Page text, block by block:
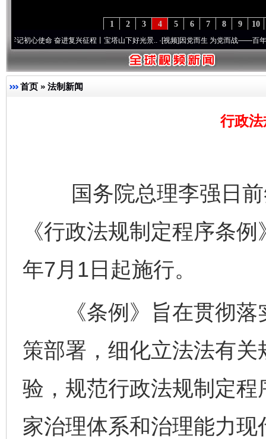
10
9
8
7
6
5
4
3
2
1
使命 奋进复兴征程丨宝塔山下好光景..·[视频]因党而生 为党而战——百年“纪”事⑧
首页 » 法制新闻
行政
国务院总理李强日前
《行政法规制定程序条
年7月1日起施行。
《条例》旨在贯彻落
策部署，细化立法法有
验，规范行政法规制定
家治理体系和治理能力现